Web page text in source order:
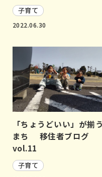
子育て
2022.06.30
「ちょうどいい」が揃う
まち 移住者ブログ
vol.11
子育て